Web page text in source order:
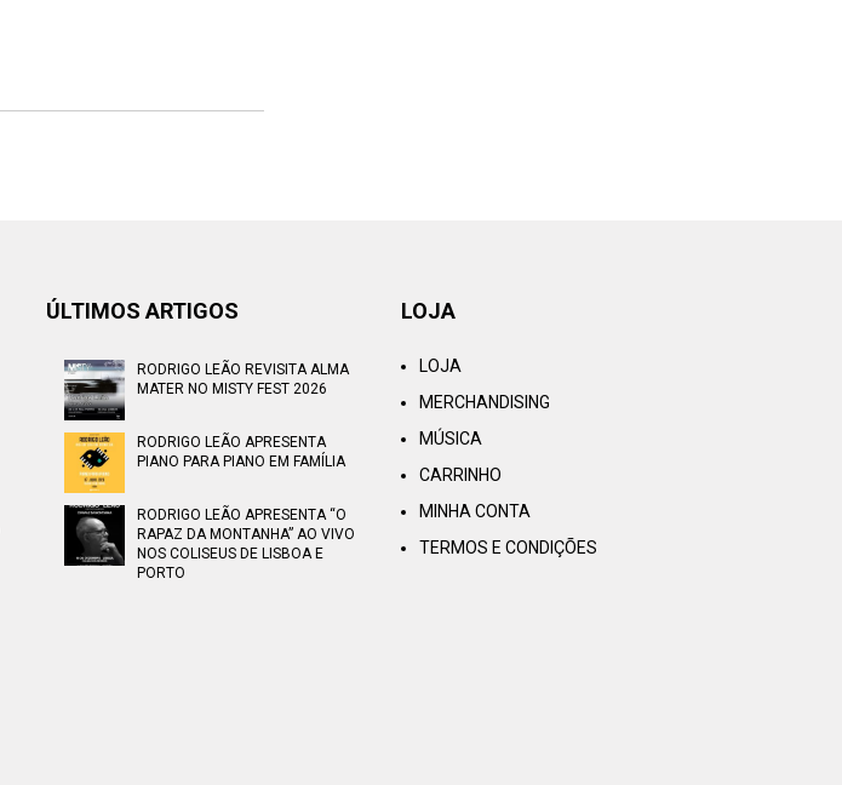
ÚLTIMOS ARTIGOS
RODRIGO LEÃO REVISITA ALMA
MATER NO MISTY FEST 2026
RODRIGO LEÃO APRESENTA
PIANO PARA PIANO EM FAMÍLIA
RODRIGO LEÃO APRESENTA “O
RAPAZ DA MONTANHA” AO VIVO
NOS COLISEUS DE LISBOA E
PORTO
LOJA
LOJA
MERCHANDISING
MÚSICA
CARRINHO
MINHA CONTA
TERMOS E CONDIÇÕES